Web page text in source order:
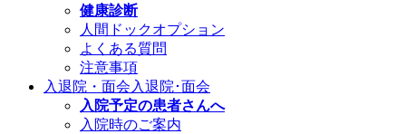
健康診断
人間ドックオプション
よくある質問
注意事項
入退院・面会 入退院･面会
入院予定の患者さんへ
入院時のご案内